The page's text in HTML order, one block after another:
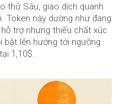
thứ Sáu, giao dịch quanh
Token này dường như đang
trợ nhưng thiếu chất xúc
bật lên hướng tới ngưỡng
1,10$.